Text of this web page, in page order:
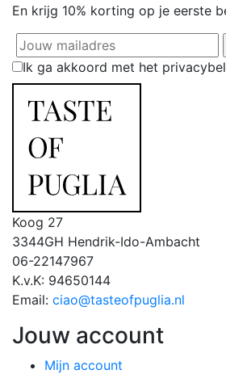
En krijg 10% korting op je eerste
Ik ga akkoord met het
Koog 27
3344GH Hendrik-Ido-Ambacht
06-22147967
K.v.K: 94650144
Email: ciao@tasteofpuglia.nl
Jouw account
Mijn account